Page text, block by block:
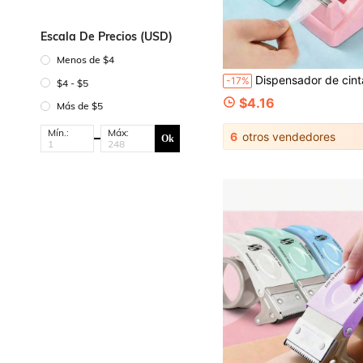
Escala De Precios (USD)
Menos de $4
$4 - $5
Más de $5
Mín.: Máx: Ok
-17% Dispensador de cinta de color macaron, artículos de papelería de oficina para
$4.16
6 otros vendedores